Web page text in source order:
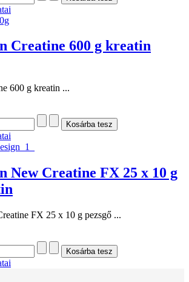
Creatine 600 g kreatin
600 g kreatin ...
New Creatine FX 25 x 10 g
FX 25 x 10 g pezsgő ...